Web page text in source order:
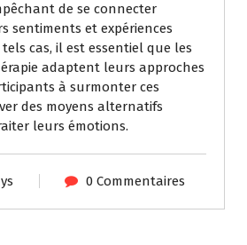
de se connecter
sentiments et expériences
cas, il est essentiel que les
adaptent leurs approches
à surmonter ces
des moyens alternatifs
leurs émotions.
0 Commentaires